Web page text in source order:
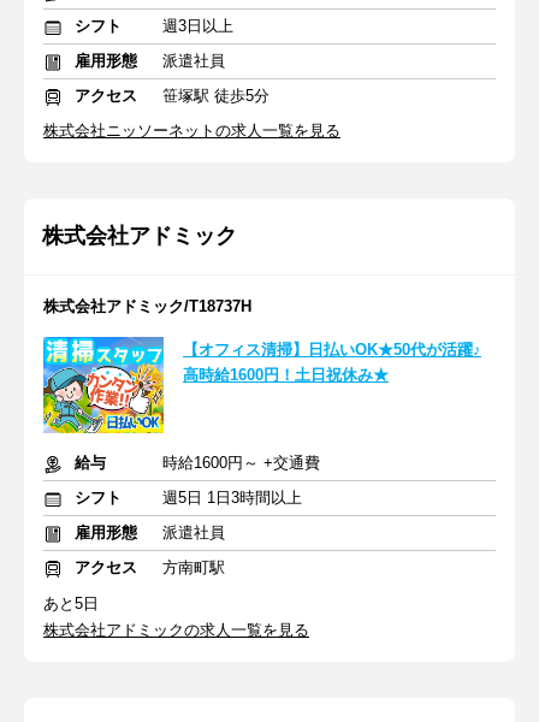
シフト
週3日以上
雇用形態
派遣社員
アクセス
笹塚駅 徒歩5分
株式会社ニッソーネットの求人一覧を見る
株式会社アドミック
株式会社アドミック/T18737H
【オフィス清掃】日払いOK★50代が活躍♪
高時給1600円！土日祝休み★
給与
時給1600円～ +交通費
シフト
週5日 1日3時間以上
雇用形態
派遣社員
アクセス
方南町駅
あと5日
株式会社アドミックの求人一覧を見る